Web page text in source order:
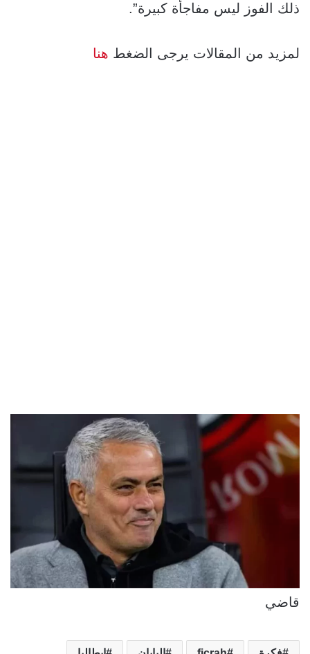
ذلك الفوز ليس مفاجأة كبيرة”.
لمزيد من المقالات يرجى الضغط هنا
قاضي